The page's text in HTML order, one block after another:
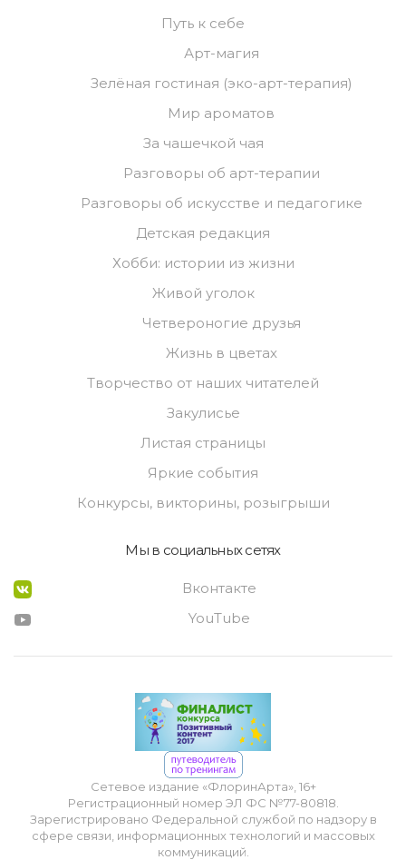
Путь к себе
Арт-магия
Зелёная гостиная (эко-арт-терапия)
Мир ароматов
За чашечкой чая
Разговоры об арт-терапии
Разговоры об искусстве и педагогике
Детская редакция
Хобби: истории из жизни
Живой уголок
Четвероногие друзья
Жизнь в цветах
Творчество от наших читателей
Закулисье
Листая страницы
Яркие события
Конкурсы, викторины, розыгрыши
Мы в социальных сетях
Вконтакте
YouTube
Сетевое издание «ФлоринАрта», 16+
Регистрационный номер ЭЛ ФС №77-80818.
Зарегистрировано Федеральной службой по надзору в
сфере связи, информационных технологий и массовых
коммуникаций.